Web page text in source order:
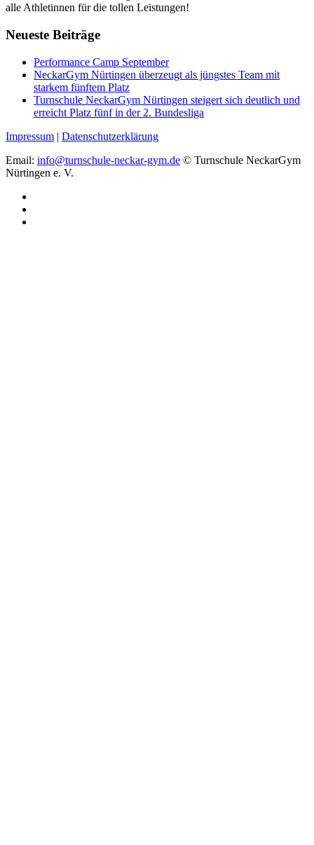
alle Athletinnen für die tollen Leistungen!
Neueste Beiträge
Performance Camp September
NeckarGym Nürtingen überzeugt als jüngstes Team mit
starkem fünftem Platz
Turnschule NeckarGym Nürtingen steigert sich deutlich und
erreicht Platz fünf in der 2. Bundesliga
Impressum | Datenschutzerklärung
Email: info@turnschule-neckar-gym.de © Turnschule NeckarGym
Nürtingen e. V.